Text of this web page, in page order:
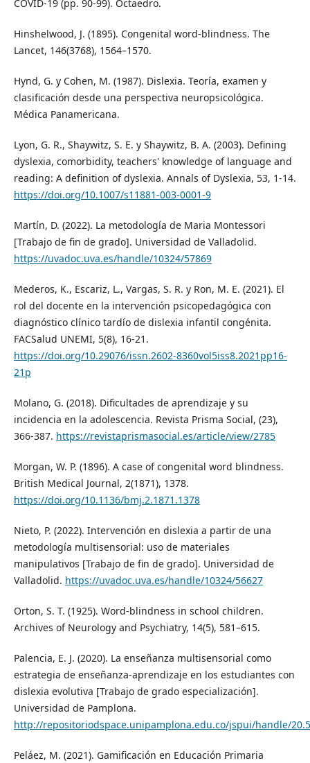
COVID-19 (pp. 90-99). Octaedro.
Hinshelwood, J. (1895). Congenital word-blindness. The
Lancet, 146(3768), 1564–1570.
Hynd, G. y Cohen, M. (1987). Dislexia. Teoría, examen y
clasificación desde una perspectiva neuropsicológica.
Médica Panamericana.
Lyon, G. R., Shaywitz, S. E. y Shaywitz, B. A. (2003). Defining
dyslexia, comorbidity, teachers' knowledge of language and
reading: A definition of dyslexia. Annals of Dyslexia, 53, 1-14.
https://doi.org/10.1007/s11881-003-0001-9
Martín, D. (2022). La metodología de Maria Montessori
[Trabajo de fin de grado]. Universidad de Valladolid.
https://uvadoc.uva.es/handle/10324/57869
Mederos, K., Escariz, L., Vargas, S. R. y Ron, M. E. (2021). El
rol del docente en la intervención psicopedagógica con
diagnóstico clínico tardío de dislexia infantil congénita.
FACSalud UNEMI, 5(8), 16-21.
https://doi.org/10.29076/issn.2602-8360vol5iss8.2021pp16-
21p
Molano, G. (2018). Dificultades de aprendizaje y su
incidencia en la adolescencia. Revista Prisma Social, (23),
366-387. https://revistaprismasocial.es/article/view/2785
Morgan, W. P. (1896). A case of congenital word blindness.
British Medical Journal, 2(1871), 1378.
https://doi.org/10.1136/bmj.2.1871.1378
Nieto, P. (2022). Intervención en dislexia a partir de una
metodología multisensorial: uso de materiales
manipulativos [Trabajo de fin de grado]. Universidad de
Valladolid. https://uvadoc.uva.es/handle/10324/56627
Orton, S. T. (1925). Word-blindness in school children.
Archives of Neurology and Psychiatry, 14(5), 581–615.
Palencia, E. J. (2020). La enseñanza multisensorial como
estrategia de enseñanza-aprendizaje en los estudiantes con
dislexia evolutiva [Trabajo de grado especialización].
Universidad de Pamplona.
http://repositoriodspace.unipamplona.edu.co/jspui/handle/
Peláez, M. (2021). Gamificación en Educación Primaria